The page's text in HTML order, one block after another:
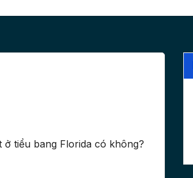
ở tiểu bang Florida có không?